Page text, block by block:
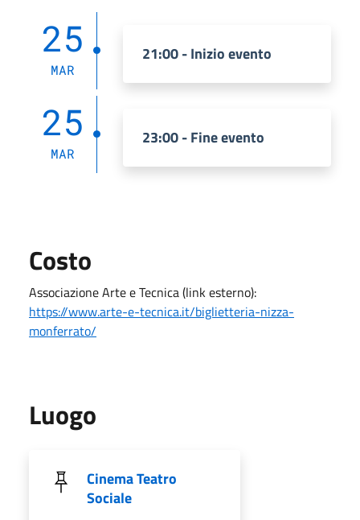
25
MAR
21:00 - Inizio evento
25
MAR
23:00 - Fine evento
Costo
Associazione Arte e Tecnica (link esterno):
https://www.arte-e-tecnica.it/biglietteria-nizza-
monferrato/
Luogo
Cinema Teatro
Sociale